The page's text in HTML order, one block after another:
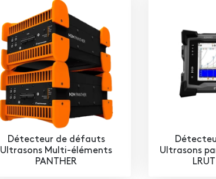
Détecteur de défauts
Ultrasons Multi-éléments
PANTHER
Ultrasons